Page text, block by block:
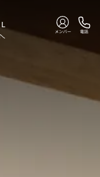
メンバー 電話